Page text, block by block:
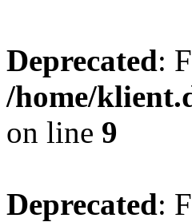
Deprecated:
/home/
on line 9
Deprecated: